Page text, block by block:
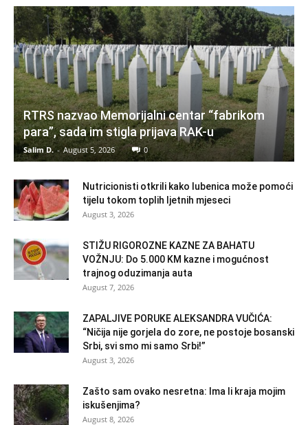
RTRS nazvao Memorijalni centar “fabrikom
para”, sada im stigla prijava RAK-u
Salim D. - August 5, 2026 0
Nutricionisti otkrili kako lubenica može pomoći
tijelu tokom toplih ljetnih mjeseci
August 3, 2026
STIŽU RIGOROZNE KAZNE ZA BAHATU
VOŽNJU: Do 5.000 KM kazne i mogućnost
trajnog oduzimanja auta
August 7, 2026
ZAPALJIVE PORUKE ALEKSANDRA VUČIĆA:
“Ničija nije gorjela do zore, ne postoje bosanski
Srbi, svi smo mi samo Srbi!”
August 3, 2026
Zašto sam ovako nesretna: Ima li kraja mojim
iskušenjima?
August 8, 2026